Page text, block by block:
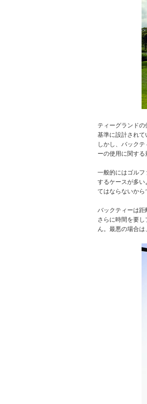
ティーグランド
基準に設計されて
しかし、バック
ーの使用に関する
一般的にはゴル
するケースが多
てはならないから
バックティーは距
さらに時間を要
ん。最悪の場合は